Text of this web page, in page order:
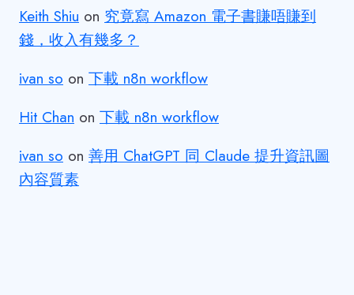
Keith Shiu on 究竟寫 Amazon 電子書賺唔賺到
錢，收入有幾多？
ivan so on 下載 n8n workflow
Hit Chan on 下載 n8n workflow
ivan so on 善用 ChatGPT 同 Claude 提升資訊圖
內容質素